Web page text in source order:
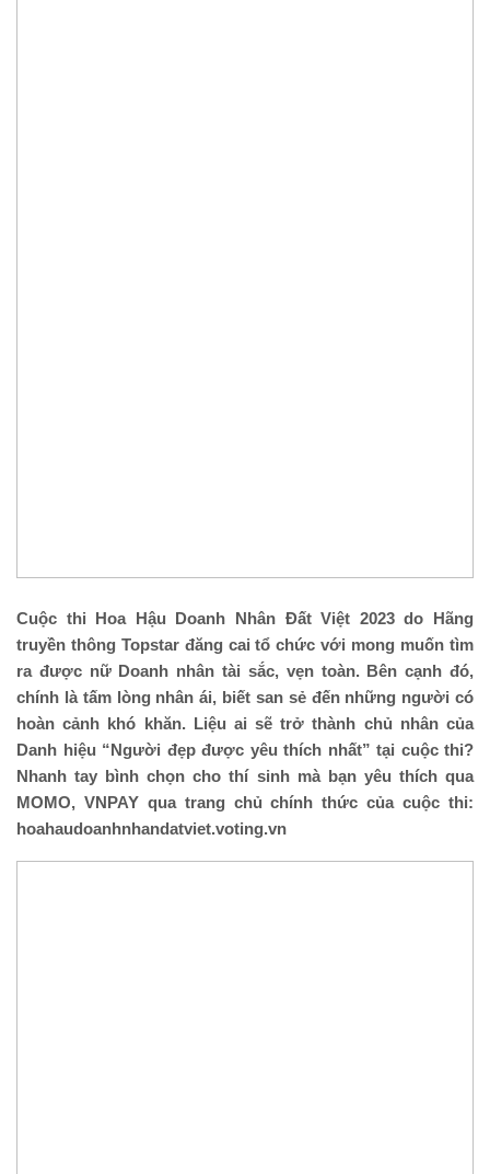
Cuộc thi Hoa Hậu Doanh Nhân Đất Việt 2023 do Hãng
truyền thông Topstar đăng cai tổ chức với mong muốn tìm
ra được nữ Doanh nhân tài sắc, vẹn toàn. Bên cạnh đó,
chính là tấm lòng nhân ái, biết san sẻ đến những người có
hoàn cảnh khó khăn. Liệu ai sẽ trở thành chủ nhân của
Danh hiệu “Người đẹp được yêu thích nhất” tại cuộc thi?
Nhanh tay bình chọn cho thí sinh mà bạn yêu thích qua
MOMO, VNPAY qua trang chủ chính thức của cuộc thi:
hoahaudoanhnhandatviet.voting.vn